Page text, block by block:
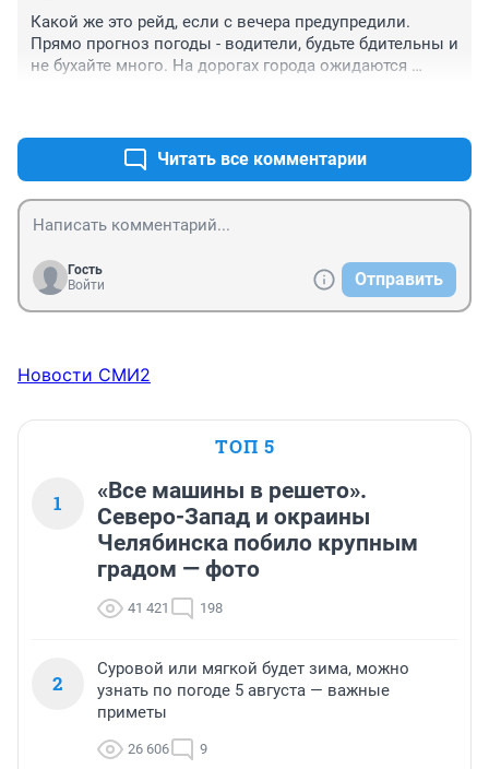
Какой же это рейд, если с вечера предупредили.
Прямо прогноз погоды - водители, будьте бдительны и
не бухайте много. На дорогах города ожидаются
Читать все комментарии
Гость
Войти
Отправить
Новости СМИ2
ТОП 5
1
«Все машины в решето».
Северо-Запад и окраины
Челябинска побило крупным
градом — фото
41 421 198
2
Суровой или мягкой будет зима, можно
узнать по погоде 5 августа — важные
приметы
26 606 9